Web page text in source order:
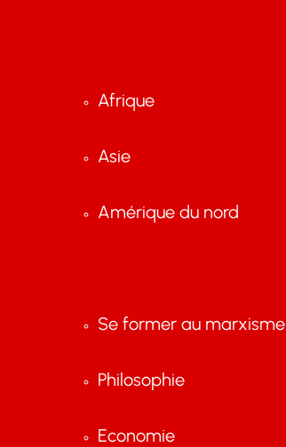
Afrique
Asie
Amérique du nord
Se former au marxisme
Philosophie
Economie